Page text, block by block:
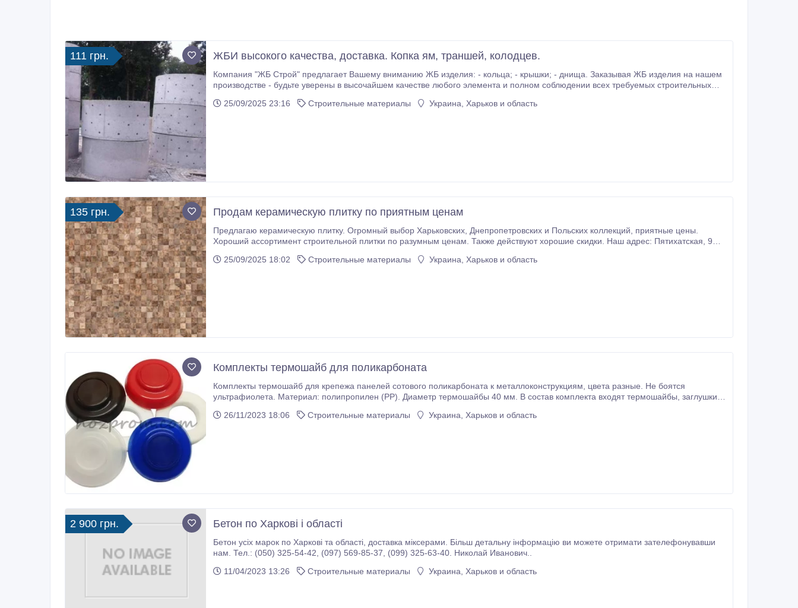
111 грн. ЖБИ высокого качества, доставка. Копка ям, траншей, колодцев.
Компания "ЖБ Строй" предлагает Вашему вниманию ЖБ изделия: - кольца; - крышки; - днища. Заказывая ЖБ изделия на нашем
производстве - будьте уверены в высочайшем качестве любого элемента и полном соблюдении всех требуемых строительных
25/09/2025 23:16
Строительные материалы Украина, Харьков и область
135 грн. Продам керамическую плитку по приятным ценам
Предлагаю керамическую плитку. Огромный выбор Харьковских, Днепропетровских и Польских коллекций, приятные цены.
Хороший ассортимент строительной плитки по разумным ценам. Также действуют хорошие скидки. Наш адрес: Пятихатская, 9
25/09/2025 18:02
Строительные материалы Украина, Харьков и область
Комплекты термошайб для поликарбоната
Комплекты термошайб для крепежа панелей сотового поликарбоната к металлоконструкциям, цвета разные. Не боятся
ультрафиолета. Материал: полипропилен (PP). Диаметр термошайбы 40 мм. В состав комплекта входят термошайбы, заглушки и
26/11/2023 18:06
Строительные материалы Украина, Харьков и область
2 900 грн. Бетон по Харкові і області
Бетон усіх марок по Харкові та області, доставка міксерами. Більш детальну інформацію ви можете отримати зателефонувавши
нам. Тел.: (050) 325-54-42, (097) 569-85-37, (099) 325-63-40. Николай Иванович..
11/04/2023 13:26
Строительные материалы Украина, Харьков и область